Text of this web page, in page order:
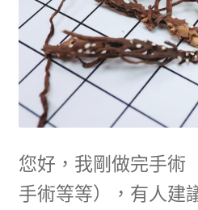
購物車
結帳頁面
關於我們
您好，我剛做完手術
手術等等），有人建